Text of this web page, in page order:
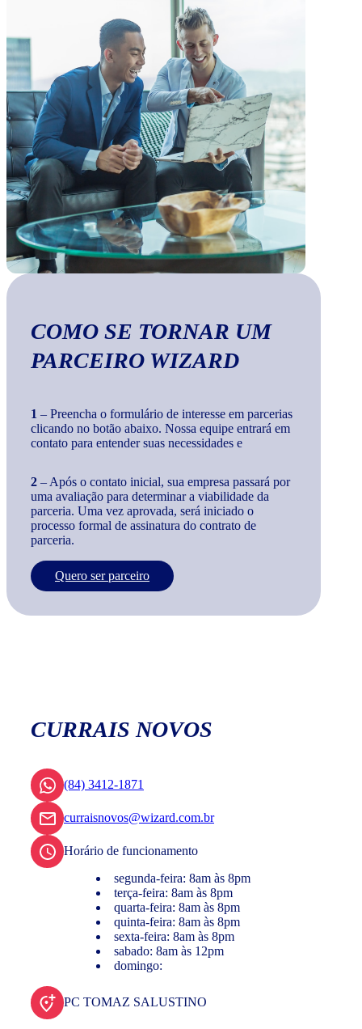
COMO SE TORNAR UM
PARCEIRO WIZARD
1 – Preencha o formulário de interesse em parcerias
clicando no botão abaixo. Nossa equipe entrará em
contato para entender suas necessidades e
2 – Após o contato inicial, sua empresa passará por
uma avaliação para determinar a viabilidade da
parceria. Uma vez aprovada, será iniciado o
processo formal de assinatura do contrato de
parceria.
Quero ser parceiro
CURRAIS NOVOS
(84) 3412-1871
curraisnovos@wizard.com.br
Horário de funcionamento
segunda-feira: 8am às 8pm
terça-feira: 8am às 8pm
quarta-feira: 8am às 8pm
quinta-feira: 8am às 8pm
sexta-feira: 8am às 8pm
sabado: 8am às 12pm
domingo:
PC TOMAZ SALUSTINO